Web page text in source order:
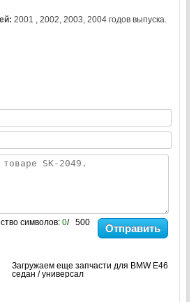
2001 ,2002 ,2003 ,2004 годов выпуска.
символов: 0/ 500 Отправить
Загружаем еще запчасти для BMW E46
седан / универсал